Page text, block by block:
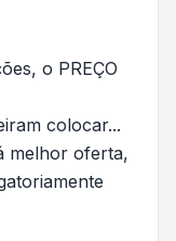
o PREÇO
colocar...
melhor oferta,